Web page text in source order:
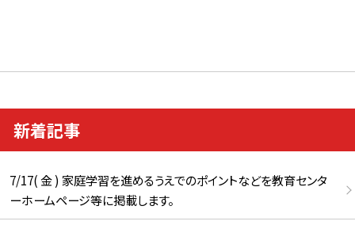
新着記事
7/17( 金 ) 家庭学習を進めるうえでのポイントなどを教育センタ
ーホームページ等に掲載します。